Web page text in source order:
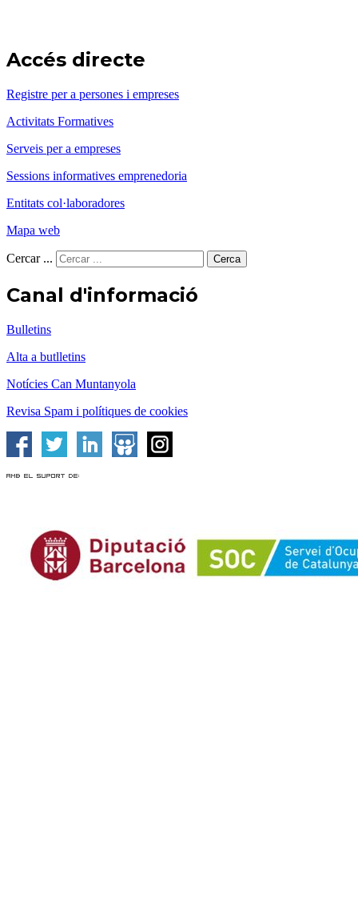
Accés directe
Registre per a persones i empreses
Activitats Formatives
Serveis per a empreses
Sessions informatives emprenedoria
Entitats col·laboradores
Mapa web
Cercar ... Cerca
Canal d'informació
Bulletins
Alta a butlletins
Notícies Can Muntanyola
Revisa Spam i polítiques de cookies